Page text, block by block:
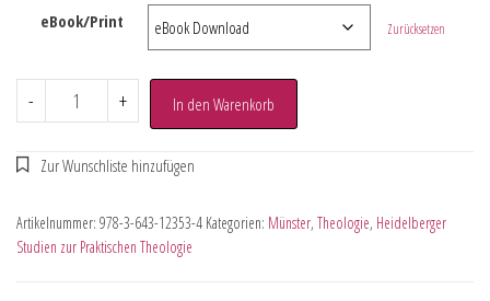
eBook/Print Zurücksetzen
- + In den Warenkorb
Artikelnummer: 978-3-643-12353-4 Kategorien: Münster, Theologie, Heidelberger
Studien zur Praktischen Theologie